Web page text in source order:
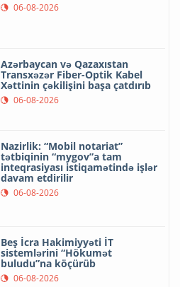
06-08-2026
Azərbaycan və Qazaxıstan
Transxəzər Fiber-Optik Kabel
Xəttinin çəkilişini başa çatdırıb
06-08-2026
Nazirlik: “Mobil notariat”
tətbiqinin “mygov”a tam
inteqrasiyası istiqamətində işlər
davam etdirilir
06-08-2026
Beş İcra Hakimiyyəti İT
sistemlərini “Hökumət
buludu”na köçürüb
06-08-2026